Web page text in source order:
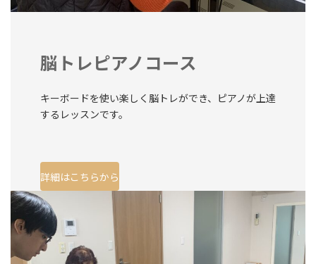
脳トレピアノコース
キーボードを使い楽しく脳トレができ、ピアノが上達
するレッスンです。
詳細はこちらから